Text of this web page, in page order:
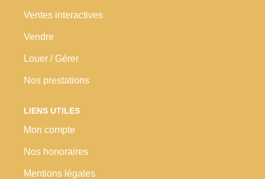
Ventes interactives
Vendre
Louer / Gérer
Nos prestations
LIENS UTILES
Mon compte
Nos honoraires
Mentions légales